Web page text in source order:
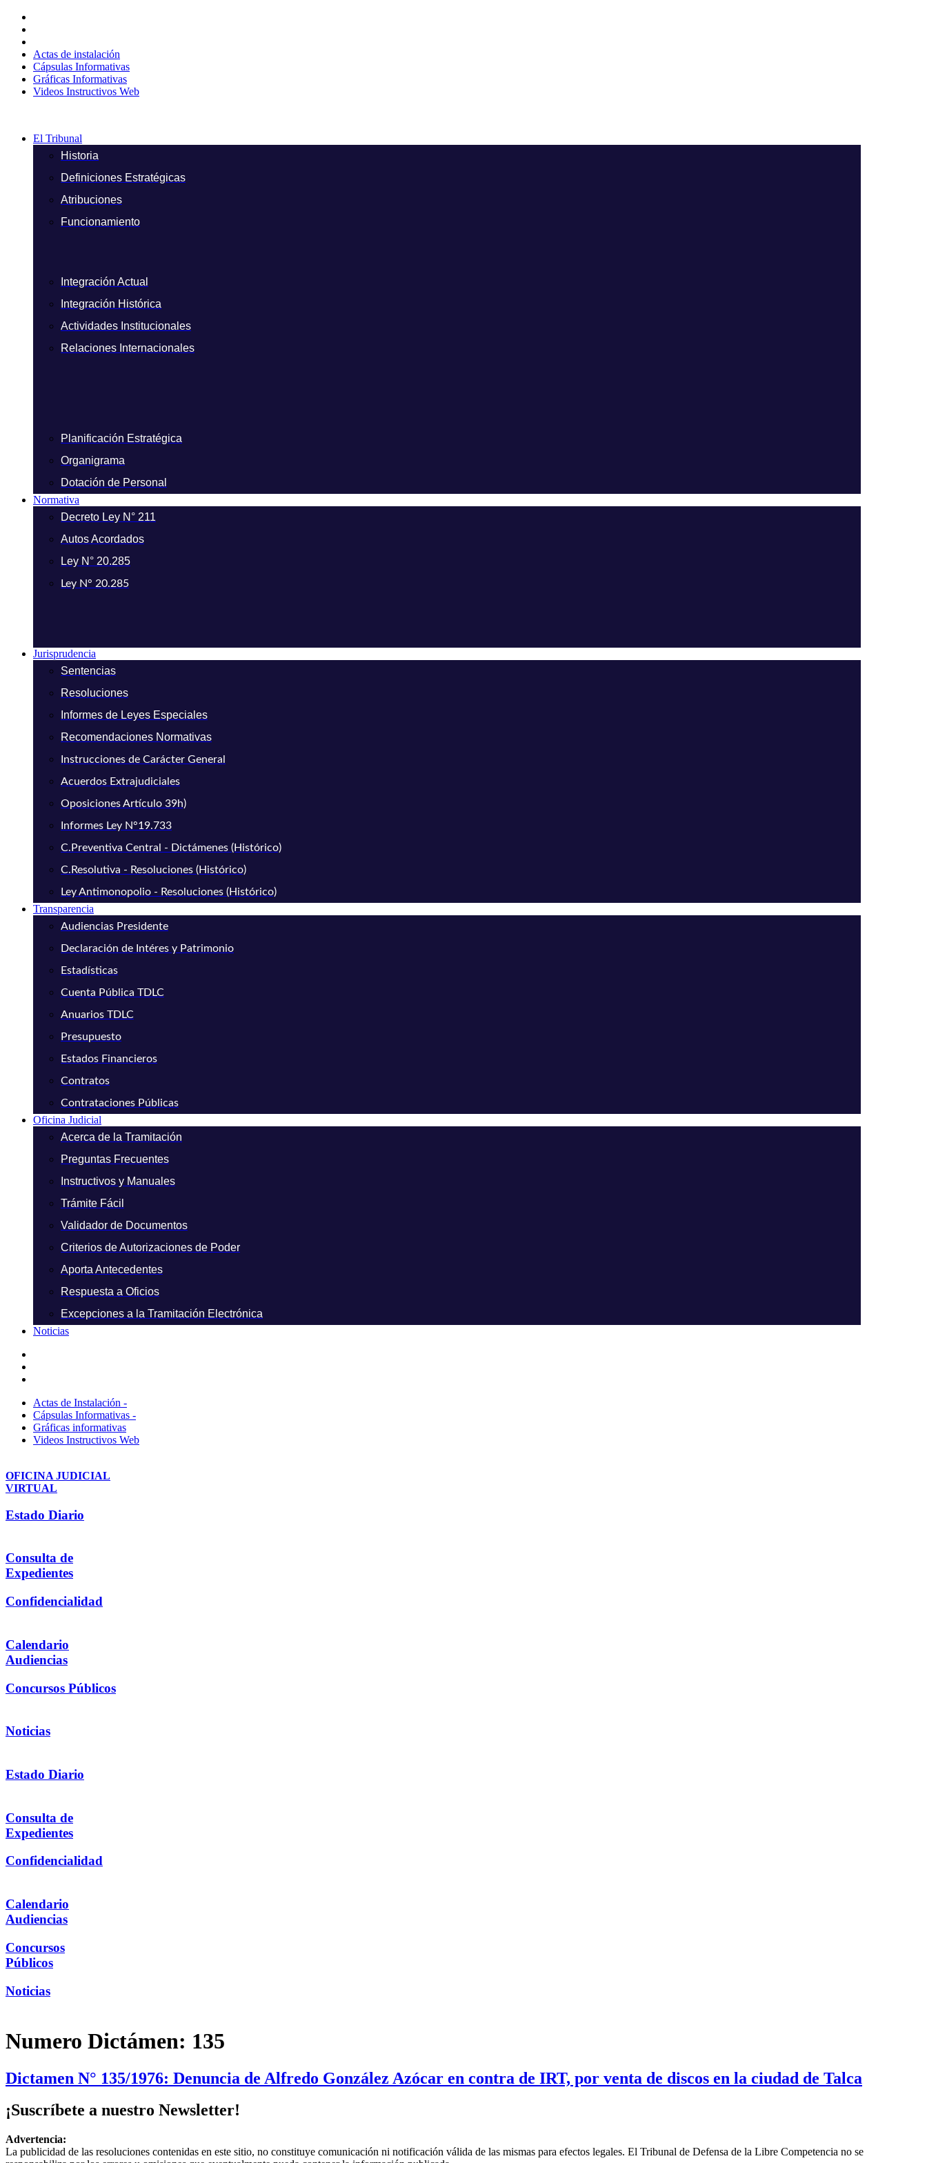
contenido
Actas de instalación
Cápsulas Informativas
Gráficas Informativas
Videos Instructivos Web
El Tribunal
Historia
Definiciones Estratégicas
Atribuciones
Funcionamiento
Integración Actual
Integración Histórica
Actividades Institucionales
Relaciones Internacionales
Planificación Estratégica
Organigrama
Dotación de Personal
Normativa
Decreto Ley N° 211
Autos Acordados
Ley N° 20.285
Ley N° 20.285
Jurisprudencia
Sentencias
Resoluciones
Informes de Leyes Especiales
Recomendaciones Normativas
Instrucciones de Carácter General
Acuerdos Extrajudiciales
Oposiciones Artículo 39h)
Informes Ley N°19.733
C.Preventiva Central - Dictámenes (Histórico)
C.Resolutiva - Resoluciones (Histórico)
Ley Antimonopolio - Resoluciones (Histórico)
Transparencia
Audiencias Presidente
Declaración de Intéres y Patrimonio
Estadísticas
Cuenta Pública TDLC
Anuarios TDLC
Presupuesto
Estados Financieros
Contratos
Contrataciones Públicas
Oficina Judicial
Acerca de la Tramitación
Preguntas Frecuentes
Instructivos y Manuales
Trámite Fácil
Validador de Documentos
Criterios de Autorizaciones de Poder
Aporta Antecedentes
Respuesta a Oficios
Excepciones a la Tramitación Electrónica
Noticias
Actas de Instalación -
Cápsulas Informativas -
Gráficas informativas
Videos Instructivos Web
OFICINA JUDICIAL
VIRTUAL
Estado Diario
Consulta de
Expedientes
Confidencialidad
Calendario
Audiencias
Concursos Públicos
Noticias
Estado Diario
Consulta de
Expedientes
Confidencialidad
Calendario
Audiencias
Concursos
Públicos
Noticias
Numero Dictámen: 135
Dictamen N° 135/1976: Denuncia de Alfredo González Azócar en contra de IRT, por venta de discos en la ciudad de Talca
¡Suscríbete a nuestro Newsletter!
Advertencia:
La publicidad de las resoluciones contenidas en este sitio, no constituye comunicación ni notificación válida de las mismas para efectos legales. El Tribunal de Defensa de la Libre Competencia no se